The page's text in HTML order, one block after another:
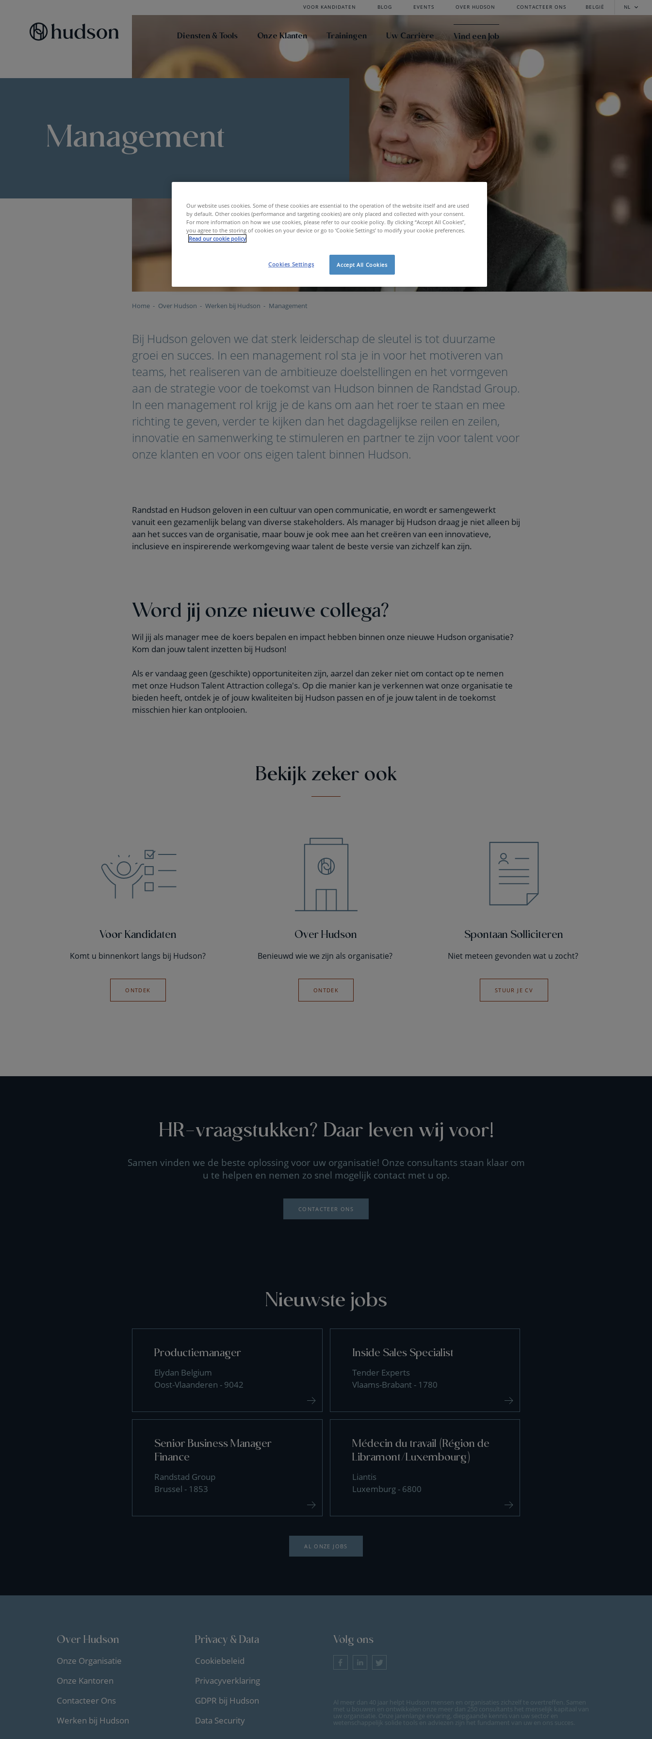
VOOR KANDIDATEN BLOG EVENTS OVER HUDSON CONTACTEER ONS BELGIË NL
Diensten & Tools Onze Klanten Trainingen Uw Carrière Vind een Job
Management
Home Over Hudson Werken bij Hudson Management
Bij Hudson geloven we dat sterk leiderschap de sleutel is tot duurzame
groei en succes. In een management rol sta je in voor het motiveren van
teams, het realiseren van de ambitieuze doelstellingen en het vormgeven
aan de strategie voor de toekomst van Hudson binnen de Randstad Group.
In een management rol krijg je de kans om aan het roer te staan en mee
richting te geven, verder te kijken dan het dagdagelijkse reilen en zeilen,
innovatie en samenwerking te stimuleren en partner te zijn voor talent voor
onze klanten en voor ons eigen talent binnen Hudson.
Randstad en Hudson geloven in een cultuur van open communicatie, en wordt er samengewerkt
vanuit een gezamenlijk belang van diverse stakeholders. Als manager bij Hudson draag je niet alleen bij
aan het succes van de organisatie, maar bouw je ook mee aan het creëren van een innovatieve,
inclusieve en inspirerende werkomgeving waar talent de beste versie van zichzelf kan zijn.
Word jij onze nieuwe collega?
Wil jij als manager mee de koers bepalen en impact hebben binnen onze nieuwe Hudson organisatie?
Kom dan jouw talent inzetten bij Hudson!
Als er vandaag geen (geschikte) opportuniteiten zijn, aarzel dan zeker niet om contact op te nemen
met onze Hudson Talent Attraction collega's. Op die manier kan je verkennen wat onze organisatie te
bieden heeft, ontdek je of jouw kwaliteiten bij Hudson passen en of je jouw talent in de toekomst
misschien hier kan ontplooien.
Bekijk zeker ook
Voor Kandidaten
Komt u binnenkort langs bij Hudson?
ONTDEK
Over Hudson
Benieuwd wie we zijn als organisatie?
ONTDEK
Spontaan Solliciteren
Niet meteen gevonden wat u zocht?
STUUR JE CV
HR-vraagstukken? Daar leven wij voor!
Samen vinden we de beste oplossing voor uw organisatie! Onze consultants staan klaar om
u te helpen en nemen zo snel mogelijk contact met u op.
CONTACTEER ONS
Nieuwste jobs
Productiemanager
Elydan Belgium
Oost-Vlaanderen - 9042
Inside Sales Specialist
Tender Experts
Vlaams-Brabant - 1780
Senior Business Manager
Finance
Randstad Group
Brussel - 1853
Médecin du travail (Région de
Libramont/Luxembourg)
Liantis
Luxemburg - 6800
AL ONZE JOBS
Over Hudson
Onze Organisatie
Onze Kantoren
Contacteer Ons
Werken bij Hudson
Privacy & Data
Cookiebeleid
Privacyverklaring
GDPR bij Hudson
Data Security
Volg ons
Al meer dan 40 jaar helpt Hudson mensen en organisaties zichzelf te overtreffen. Samen
met u bouwen en ontwikkelen onze meer dan 250 consultants het menselijk kapitaal van
uw organisatie. Onze jarenlange ervaring, diepgaande kennis van uw sector en
wetenschappelijk solide tools en adviezen zijn het fundament van uw en ons succes.
Our website uses cookies. Some of these cookies are essential to the operation of the website itself and are used
by default. Other cookies (performance and targeting cookies) are only placed and collected with your consent.
For more information on how we use cookies, please refer to our cookie policy. By clicking “Accept All Cookies”,
you agree to the storing of cookies on your device or go to ‘Cookie Settings’ to modify your cookie preferences.
Read our cookie policy
Accept All Cookies
Cookies Settings